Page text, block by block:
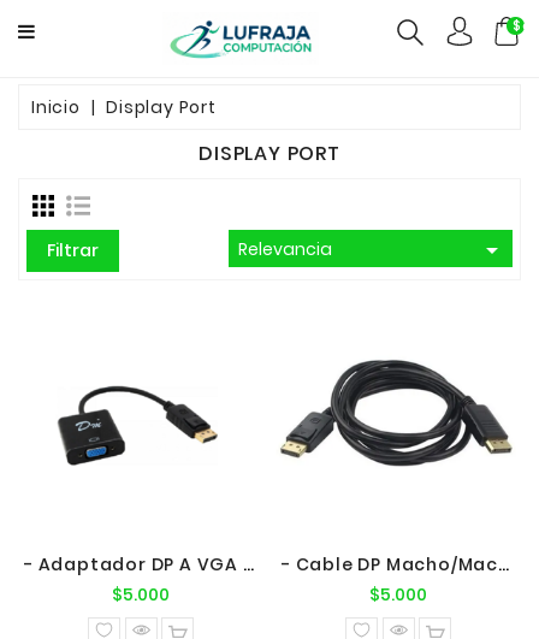
GAMERS
FUENTES
CCTV
Inicio Display Port
DISPLAY PORT
Filtrar Relevancia 
- Adaptador DP A VGA (M/H)
$5.000
normal
- Cable DP Macho/Macho 1.8mts V1.4
$5.000
normal